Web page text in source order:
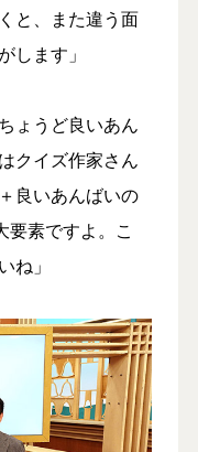
と、また違う面
します」
ょうど良いあん
クイズ作家さん
良いあんばいの
要素ですよ。こ
ね」